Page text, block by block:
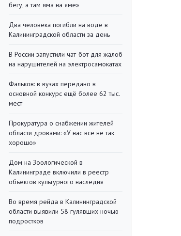
бегу, а там яма на яме»
Два человека погибли на воде в
Калининградской области за день
В России запустили чат-бот для жалоб
на нарушителей на электросамокатах
Фальков: в вузах передано в
основной конкурс ещё более 62 тыс.
мест
Прокуратура о снабжении жителей
области дровами: «У нас все не так
хорошо»
Дом на Зоологической в
Калининграде включили в реестр
объектов культурного наследия
Во время рейда в Калининградской
области выявили 58 гулявших ночью
подростков